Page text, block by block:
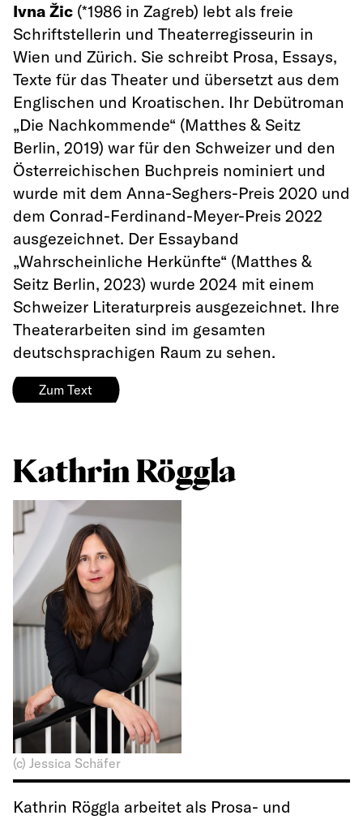
Ivna Žic (*1986 in Zagreb) lebt als freie
Schriftstellerin und Theaterregisseurin in
Wien und Zürich. Sie schreibt Prosa, Essays,
Texte für das Theater und übersetzt aus dem
Englischen und Kroatischen. Ihr Debütroman
„Die Nachkommende“ (Matthes & Seitz
Berlin, 2019) war für den Schweizer und den
Österreichischen Buchpreis nominiert und
wurde mit dem Anna-Seghers-Preis 2020 und
dem Conrad-Ferdinand-Meyer-Preis 2022
ausgezeichnet. Der Essayband
„Wahrscheinliche Herkünfte“ (Matthes &
Seitz Berlin, 2023) wurde 2024 mit einem
Schweizer Literaturpreis ausgezeichnet. Ihre
Theaterarbeiten sind im gesamten
deutschsprachigen Raum zu sehen.
Zum Text
Kathrin Röggla
(c) Jessica Schäfer
Kathrin Röggla arbeitet als Prosa- und